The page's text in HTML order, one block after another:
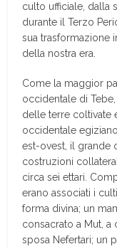
culto ufficiale, dalla
durante il Terzo
sua trasformazione
della nostra era.
Come la maggior
occidentale di
delle terre coltivate
occidentale
est-ovest, il grande
costruzioni
circa sei ettari.
erano associati i
forma divina; un
consacrato a Mut, a
sposa Nefertari; un